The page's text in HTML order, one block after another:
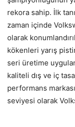
rekora sahip. İlk
zaman içinde
olarak
kökenleri yarış
seri üretime
kaliteli dış ve iç
performans
seviyesi olarak